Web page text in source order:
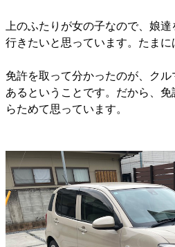
上のふたりが女の子なので、娘
行きたいと思っています。たま
免許を取って分かったのが、ク
あるということです。だから、
らためて思っています。